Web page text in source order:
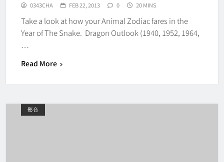
0343CHA FEB 22, 2013 0 20 MINS
Take a look at how your Animal Zodiac fares in the
Year of The Snake. Dragon Outlook (1940, 1952, 1964,
…
Read More
影音